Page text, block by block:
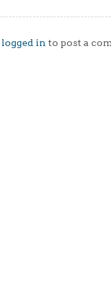
logged in to post a